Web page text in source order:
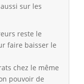
sur les
reste le
faire baisser le
chez le même
pouvoir de